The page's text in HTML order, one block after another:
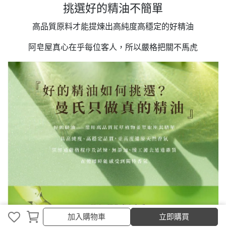
加入購物車 立即購買
挑選好的精油不簡單
高品質原料才能提煉出高純度高穩定的好精油
阿皂屋真心在乎每位客人，所以嚴格把關不馬虎